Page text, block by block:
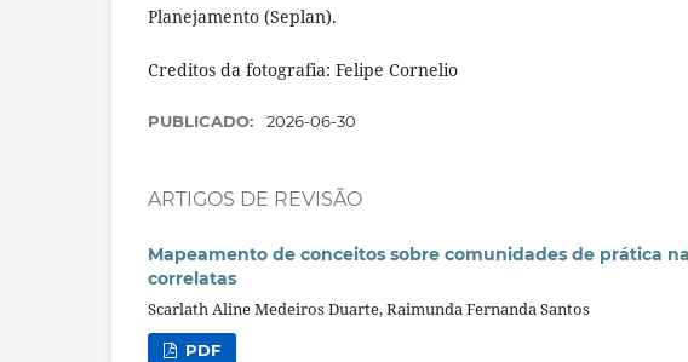
Planejamento (Seplan).
Creditos da fotografia: Felipe Cornelio
PUBLICADO: 2026-06-30
ARTIGOS DE REVISÃO
Mapeamento de conceitos sobre comunidades de prática
correlatas
Scarlath Aline Medeiros Duarte, Raimunda Fernanda Santos
PDF